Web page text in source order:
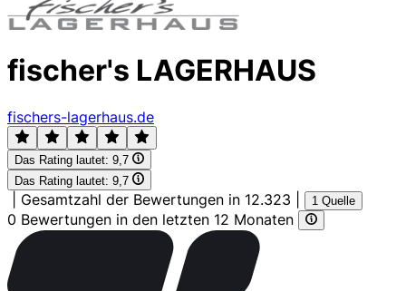
fischer's LAGERHAUS
fischers-lagerhaus.de
Das Rating lautet: 9,7
Das Rating lautet: 9,7
Gesamtzahl der Bewertungen in 12.323 1 Quelle
0 Bewertungen in den letzten 12 Monaten